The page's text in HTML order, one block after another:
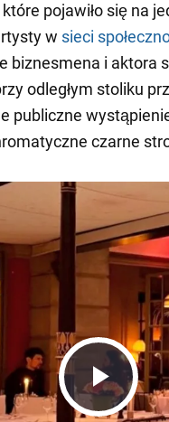
pojawiło się na
w sieci
biznesmena i aktora
odległym stoliku
publiczne
czarne
Play